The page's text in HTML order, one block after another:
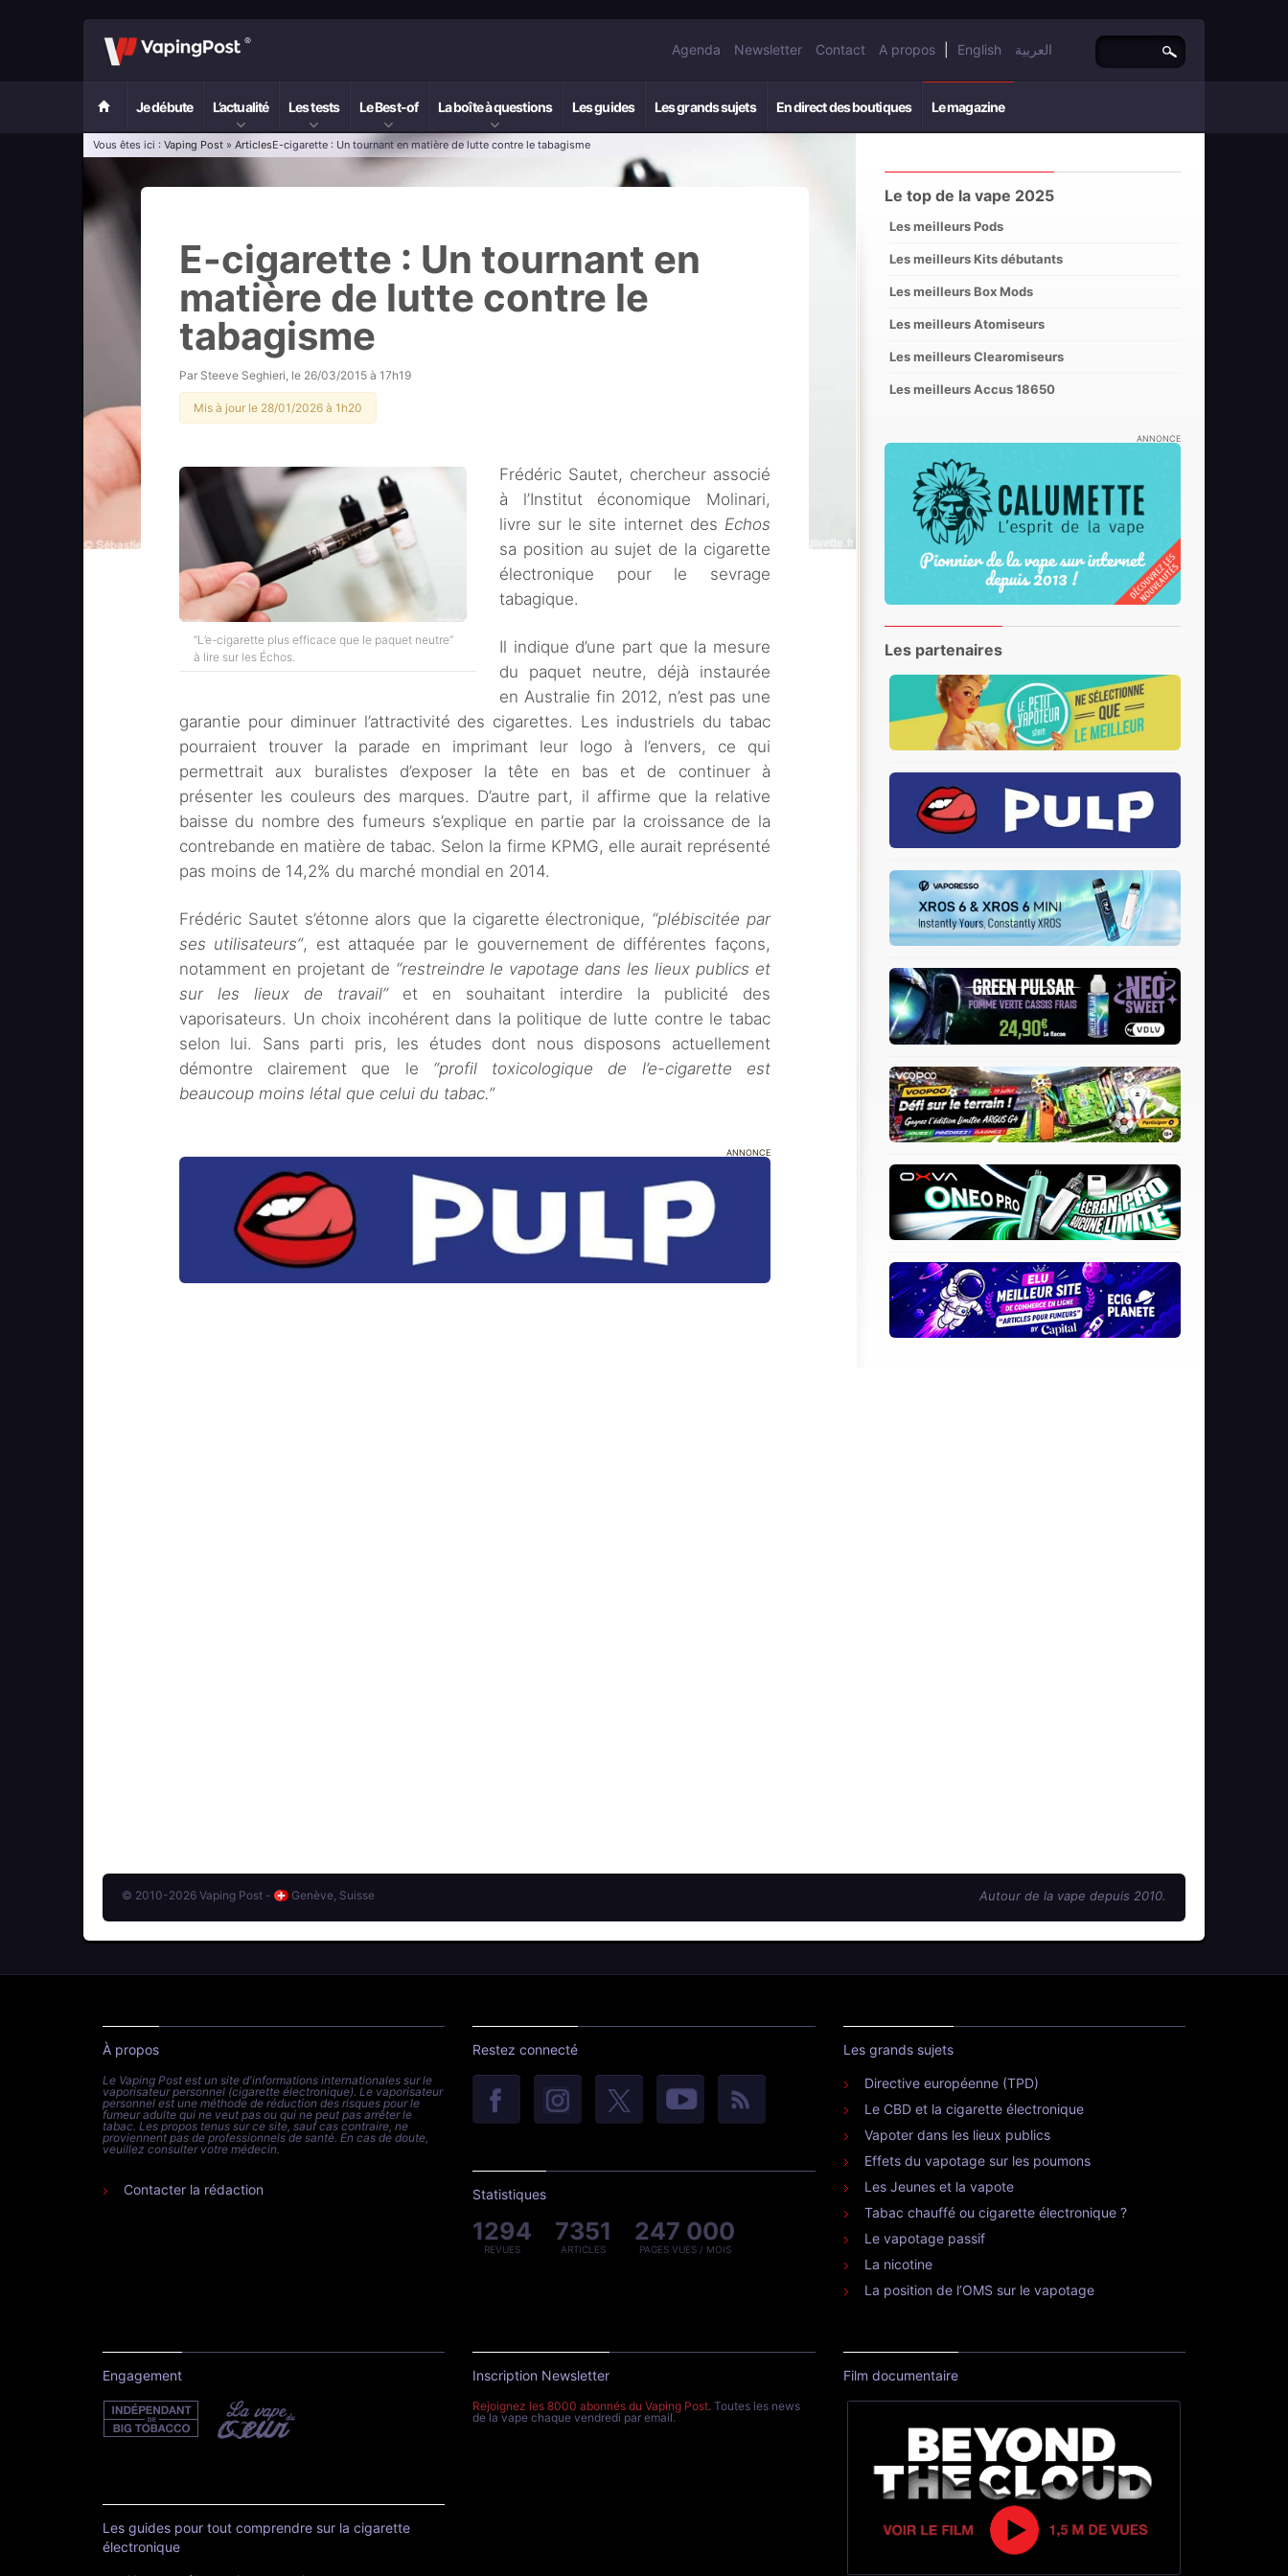
Agenda Newsletter Contact A propos English العربية
Je débute L’actualité Les tests Le Best-of La boîte à questions Les guides Les grands sujets En direct des boutiques Le magazine
Vous êtes ici : Vaping Post » ArticlesE-cigarette : Un tournant en matière de lutte contre le tabagisme
E-cigarette : Un tournant en
matière de lutte contre le
tabagisme
Par Steeve Seghieri, le 26/03/2015 à 17h19
Mis à jour le 28/01/2026 à 1h20
“L’e-cigarette plus efficace que le paquet neutre”
à lire sur les Échos.
Frédéric Sautet, chercheur associé
à l’Institut économique Molinari,
livre sur le site internet des Echos
sa position au sujet de la cigarette
électronique pour le sevrage
tabagique.
Il indique d’une part que la mesure
du paquet neutre, déjà instaurée
en Australie fin 2012, n’est pas une
garantie pour diminuer l’attractivité des cigarettes. Les industriels du tabac
pourraient trouver la parade en imprimant leur logo à l’envers, ce qui
permettrait aux buralistes d’exposer la tête en bas et de continuer à
présenter les couleurs des marques. D’autre part, il affirme que la relative
baisse du nombre des fumeurs s’explique en partie par la croissance de la
contrebande en matière de tabac. Selon la firme KPMG, elle aurait représenté
pas moins de 14,2% du marché mondial en 2014.
Frédéric Sautet s’étonne alors que la cigarette électronique, “plébiscitée par
ses utilisateurs”, est attaquée par le gouvernement de différentes façons,
notamment en projetant de “restreindre le vapotage dans les lieux publics et
sur les lieux de travail”et en souhaitant interdire la publicité des
vaporisateurs. Un choix incohérent dans la politique de lutte contre le tabac
selon lui. Sans parti pris, les études dont nous disposons actuellement
démontre clairement que le “profil toxicologique de l’e-cigarette est
beaucoup moins létal que celui du tabac.”
ANNONCE
Le top de la vape 2025
Les meilleurs Pods
Les meilleurs Kits débutants
Les meilleurs Box Mods
Les meilleurs Atomiseurs
Les meilleurs Clearomiseurs
Les meilleurs Accus 18650
ANNONCE
Les partenaires
© 2010-2026 Vaping Post - Genève, Suisse Autour de la vape depuis 2010.
À propos
Le Vaping Post est un site d'informations internationales sur le
vaporisateur personnel (cigarette électronique). Le vaporisateur
personnel est une méthode de réduction des risques pour le
fumeur adulte qui ne veut pas ou qui ne peut pas arrêter le
tabac. Les propos tenus sur ce site, sauf cas contraire, ne
proviennent pas de professionnels de santé. En cas de doute,
veuillez consulter votre médecin.
Contacter la rédaction
Restez connecté
Statistiques
1294
REVUES
7351
ARTICLES
247 000
PAGES VUES / MOIS
Les grands sujets
Directive européenne (TPD)
Le CBD et la cigarette électronique
Vapoter dans les lieux publics
Effets du vapotage sur les poumons
Les Jeunes et la vapote
Tabac chauffé ou cigarette électronique ?
Le vapotage passif
La nicotine
La position de l’OMS sur le vapotage
Engagement
Les guides pour tout comprendre sur la cigarette
électronique
Inscription Newsletter
Rejoignez les 8000 abonnés du Vaping Post. Toutes les news
de la vape chaque vendredi par email.
Film documentaire